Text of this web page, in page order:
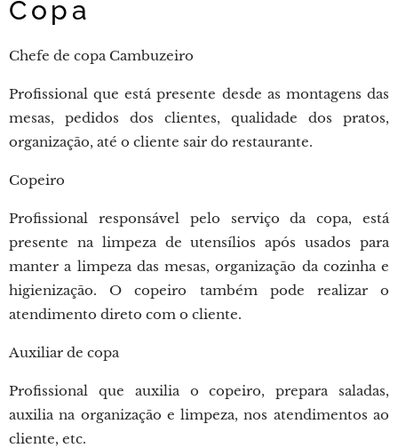
Copa
Chefe de copa Cambuzeiro
Profissional que está presente desde as montagens das
mesas, pedidos dos clientes, qualidade dos pratos,
organização, até o cliente sair do restaurante.
Copeiro
Profissional responsável pelo serviço da copa, está
presente na limpeza de utensílios após usados para
manter a limpeza das mesas, organização da cozinha e
higienização. O copeiro também pode realizar o
atendimento direto com o cliente.
Auxiliar de copa
Profissional que auxilia o copeiro, prepara saladas,
auxilia na organização e limpeza, nos atendimentos ao
cliente, etc.